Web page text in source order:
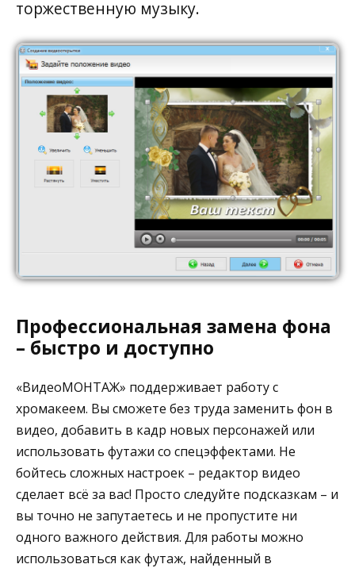
торжественную музыку.
Профессиональная замена фона
– быстро и доступно
«ВидеоМОНТАЖ» поддерживает работу с
хромакеем. Вы сможете без труда заменить фон в
видео, добавить в кадр новых персонажей или
использовать футажи со спецэффектами. Не
бойтесь сложных настроек – редактор видео
сделает всё за вас! Просто следуйте подсказкам – и
вы точно не запутаетесь и не пропустите ни
одного важного действия. Для работы можно
использоваться как футаж, найденный в